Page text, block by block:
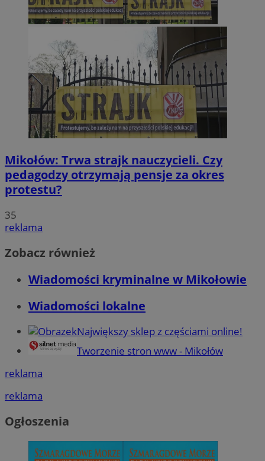
Mikołów: Trwa strajk nauczycieli. Czy
pedagodzy otrzymają pensje za okres
protestu?
35
reklama
Zobacz również
Wiadomości kryminalne w Mikołowie
Wiadomości lokalne
Największy sklep z częściami online!
Tworzenie stron www - Mikołów
reklama
reklama
Ogłoszenia